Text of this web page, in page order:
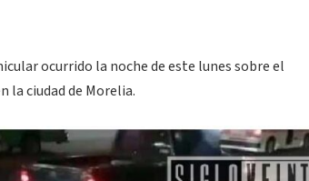
ocurrido la noche de este lunes sobre el
la ciudad de Morelia.